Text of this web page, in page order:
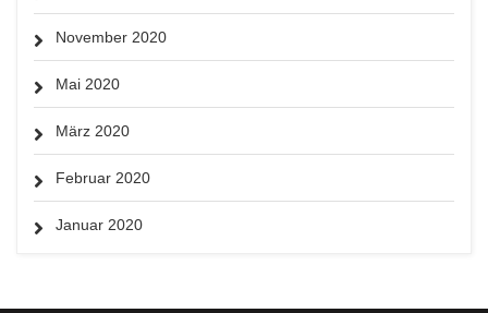
November 2020
Mai 2020
März 2020
Februar 2020
Januar 2020